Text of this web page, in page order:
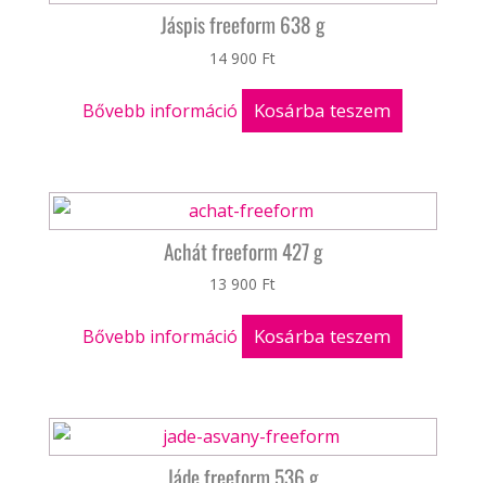
Jáspis freeform 638 g
14 900 Ft
Bővebb információ Kosárba teszem
Achát freeform 427 g
13 900 Ft
Bővebb információ Kosárba teszem